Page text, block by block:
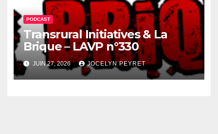
PODCAST
Transrural Initiatives & La
Brique – LAVP n°330
JUIN 27, 2026 JOCELYN PEYRET